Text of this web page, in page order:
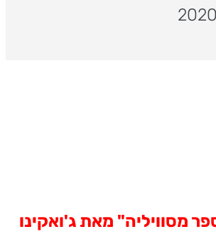
מסוויליה" מאת ג'ואקינו